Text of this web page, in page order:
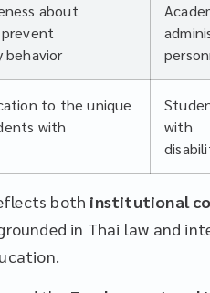
about
behavior
to the unique
with
with
both institutional
in Thai law and